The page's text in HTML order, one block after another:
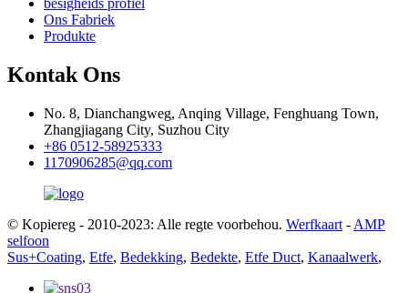
besigheids profiel
Ons Fabriek
Produkte
Kontak Ons
No. 8, Dianchangweg, Anqing Village, Fenghuang Town,
Zhangjiagang City, Suzhou City
+86 0512-58925333
1170906285@qq.com
© Kopiereg - 2010-2023: Alle regte voorbehou. Werfkaart - AMP
selfoon
Sus+Coating, Etfe, Bedekking, Bedekte, Etfe Duct, Kanaalwerk,